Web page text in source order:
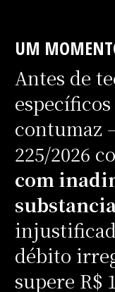
UM
Antes de
contumaz
225/2026
com
débito
supere R$